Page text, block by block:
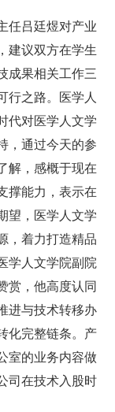
任吕廷煜对产业
建议双方在学生
成果相关工作三
行之路。医学人
代对医学人文学
，通过今天的参
解，感概于现在
撑能力，表示在
望，医学人文学
，着力打造精品
学人文学院副院
赏，他高度认同
进与技术转移办
化完整链条。产
室的业务内容做
司在技术入股时